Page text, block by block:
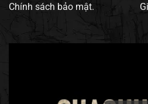
Chính sách bảo mật.